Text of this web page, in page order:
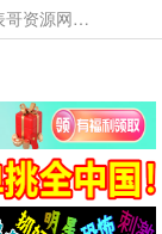
本网站提供资源工具下载，大老表资源工具，大表哥资源网软件工具，大老表资源下载，活动线报福利资源分享,活动线报，大型网游经典游戏，网络热门技术游戏辅助交流与分享。